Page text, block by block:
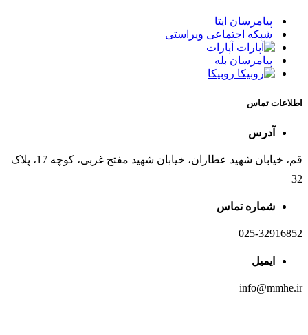
پیامرسان ایتا
شبکه اجتماعی ویراستی
آپارات
پیامرسان بله
روبیکا
اطلاعات تماس
آدرس
قم، خیابان شهید عطاران، خیابان شهید مفتح غربی، کوچه 17، پلاک
32
شماره تماس
025-32916852
ایمیل
info@mmhe.ir